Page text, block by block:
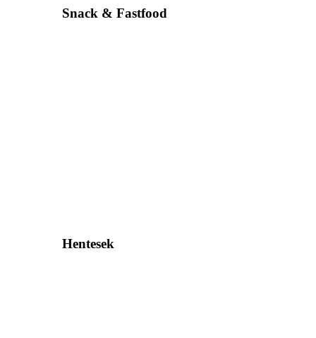
Snack & Fastfood
Hentesek